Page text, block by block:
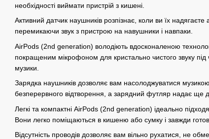
необхідності виймати пристрій з кишені.
Активний датчик наушників розпізнає, коли ви їх
перемикаючи звук з пристрою на навушники і навпаки.
AirPods (2nd generation) володіють вдосконаленою
покращеним мікрофоном для кристально чистого звуку
музики.
Зарядка наушників дозволяє вам насолоджуватися
безперервного відтворення, а зарядний футляр надає ще
Легкі та компактні AirPods (2nd generation) ідеально
Вони легко поміщаються в кишеню або сумку і завжди
Відсутність проводів дозволяє вам вільно рухатися, не